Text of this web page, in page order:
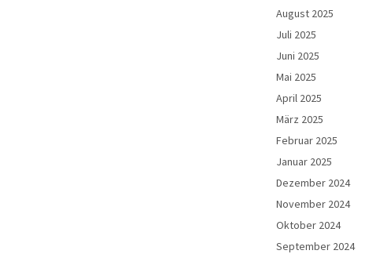
August 2025
Juli 2025
Juni 2025
Mai 2025
April 2025
März 2025
Februar 2025
Januar 2025
Dezember 2024
November 2024
Oktober 2024
September 2024